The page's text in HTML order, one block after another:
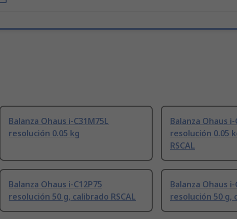
Balanza Ohaus i-C31M75L
resolución 0.05 kg
Balanza Ohaus i-
resolución 0.05
RSCAL
Balanza Ohaus i-C12P75
resolución 50 g, calibrado RSCAL
Balanza Ohaus i-
resolución 50 g,